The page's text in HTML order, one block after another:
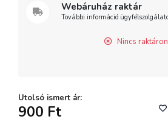
Webáruház raktár
További információ
Nincs raktáron
Utolsó ismert ár:
900 Ft